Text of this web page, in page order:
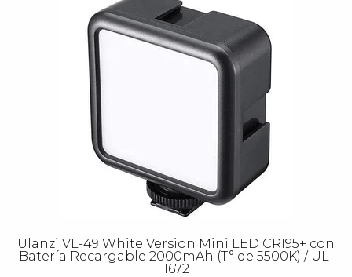
Ulanzi VL-49 White Version Mini LED CRI95+ con
Batería Recargable 2000mAh (T° de 5500K) / UL-
1672